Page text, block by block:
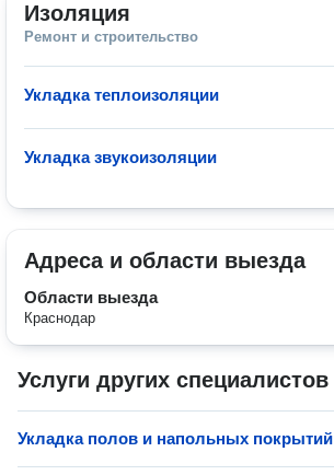
Изоляция
Ремонт и строительство
Укладка теплоизоляции
Укладка звукоизоляции
Адреса и области выезда
Области выезда
Краснодар
Услуги других специалистов
Укладка полов и напольных покрытий